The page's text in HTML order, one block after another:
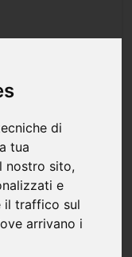
di
tua
nostro sito,
e
il traffico sul
arrivano i
vendita a
2 bagni
commerciali in